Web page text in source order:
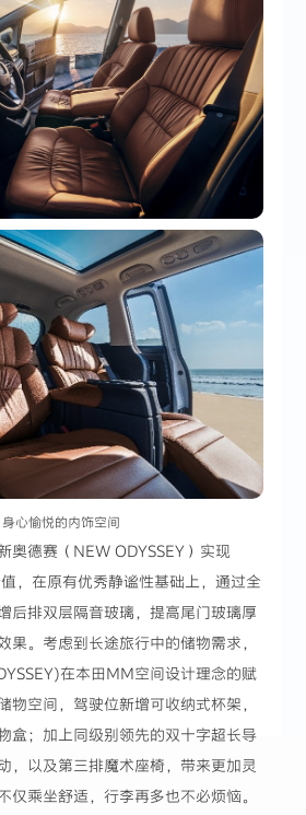
身心愉悦的内饰空间
奥德赛（NEW ODYSSEY）实现
，在原有优秀静谧性基础上，通过全
后排双层隔音玻璃，提高尾门玻璃厚
果。考虑到长途旅行中的储物需求，
在本田MM空间设计理念的赋
物空间，驾驶位新增可收纳式杯架，
盒；加上同级别领先的双十字超长导
，以及第三排魔术座椅，带来更加灵
仅乘坐舒适，行李再多也不必烦恼。